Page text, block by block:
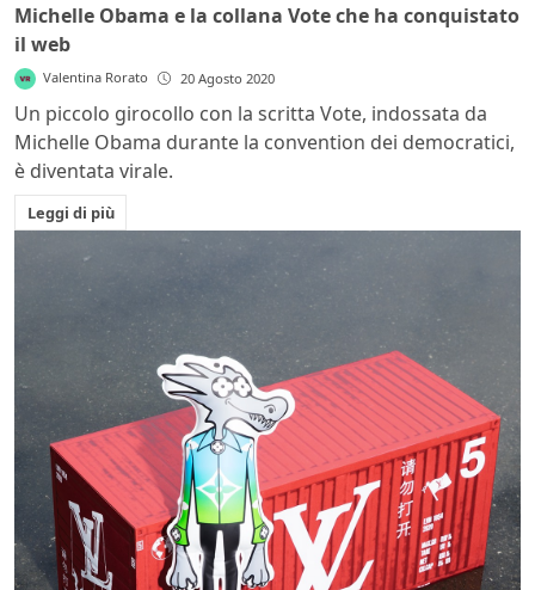
Michelle Obama e la collana Vote che ha conquistato
il web
Valentina Rorato 20 Agosto 2020
Un piccolo girocollo con la scritta Vote, indossata da
Michelle Obama durante la convention dei democratici,
è diventata virale.
Leggi di più